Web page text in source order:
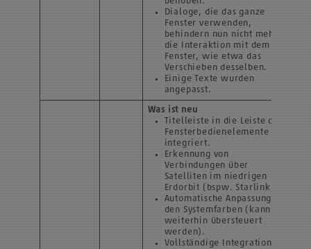
Dialoge, die das ganze
Fenster verwenden,
behindern nun nicht mehr
die Interaktion mit dem
Fenster, wie etwa das
Verschieben desselben.
Einige Texte wurden
angepasst.
Was ist neu
Titelleiste in die Leiste der
Fensterbedienelemente
integriert.
Erkennung von
Verbindungen über
Satelliten im niedrigen
Erdorbit (bspw. Starlink).
Automatische Anpassung an
den Systemfarben (kann
weiterhin übersteuert
werden).
Vollständige Integration der